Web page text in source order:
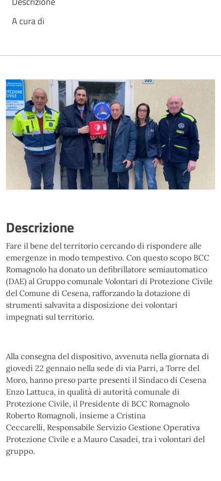
A cura di
Descrizione
Fare il bene del territorio cercando di rispondere alle
emergenze in modo tempestivo. Con questo scopo BCC
Romagnolo ha donato un defibrillatore semiautomatico
(DAE) al Gruppo comunale Volontari di Protezione Civile
del Comune di Cesena, rafforzando la dotazione di
strumenti salvavita a disposizione dei volontari
impegnati sul territorio.
Alla consegna del dispositivo, avvenuta nella giornata di
giovedì 22 gennaio nella sede di via Parri, a Torre del
Moro, hanno preso parte presenti il Sindaco di Cesena
Enzo Lattuca, in qualità di autorità comunale di
Protezione Civile, il Presidente di BCC Romagnolo
Roberto Romagnoli, insieme a Cristina
Ceccarelli, Responsabile Servizio Gestione Operativa
Protezione Civile e a Mauro Casadei, tra i volontari del
gruppo.